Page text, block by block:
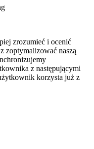
zrozumieć i ocenić
zoptymalizować naszą
z następującymi
korzysta już z